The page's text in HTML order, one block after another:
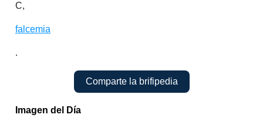
C,
falcemia
.
Comparte la brifipedia
Imagen del Día